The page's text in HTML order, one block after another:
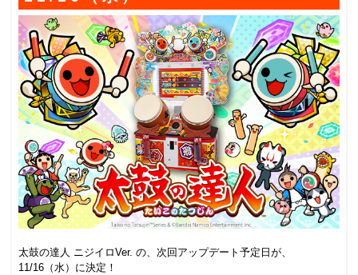
太鼓の達人 ニジイロVer. の、次回アップデート予定日が、
11/16（水）に決定！